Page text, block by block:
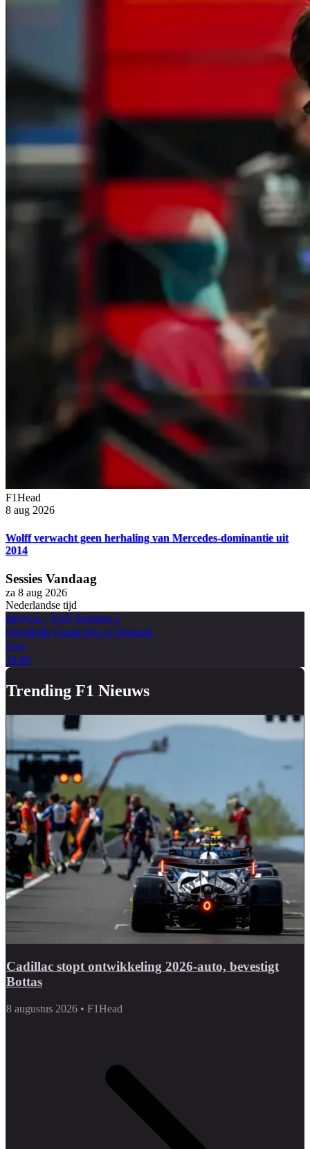
F1Head
8 aug 2026
Wolff verwacht geen herhaling van Mercedes-dominantie uit
2014
Sessies Vandaag
za 8 aug 2026
Nederlandse tijd
IndyCar· Vrije Training 2
OnlyBulls Grand Prix of Portland
Live
19:00
Trending F1 Nieuws
Cadillac stopt ontwikkeling 2026-auto, bevestigt
Bottas
8 augustus 2026 • F1Head